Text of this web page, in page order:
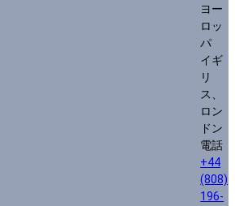
ヨー
ロッ
パ
イギ
リ
ス、
ロン
ドン
電話
+44
(808)
196-